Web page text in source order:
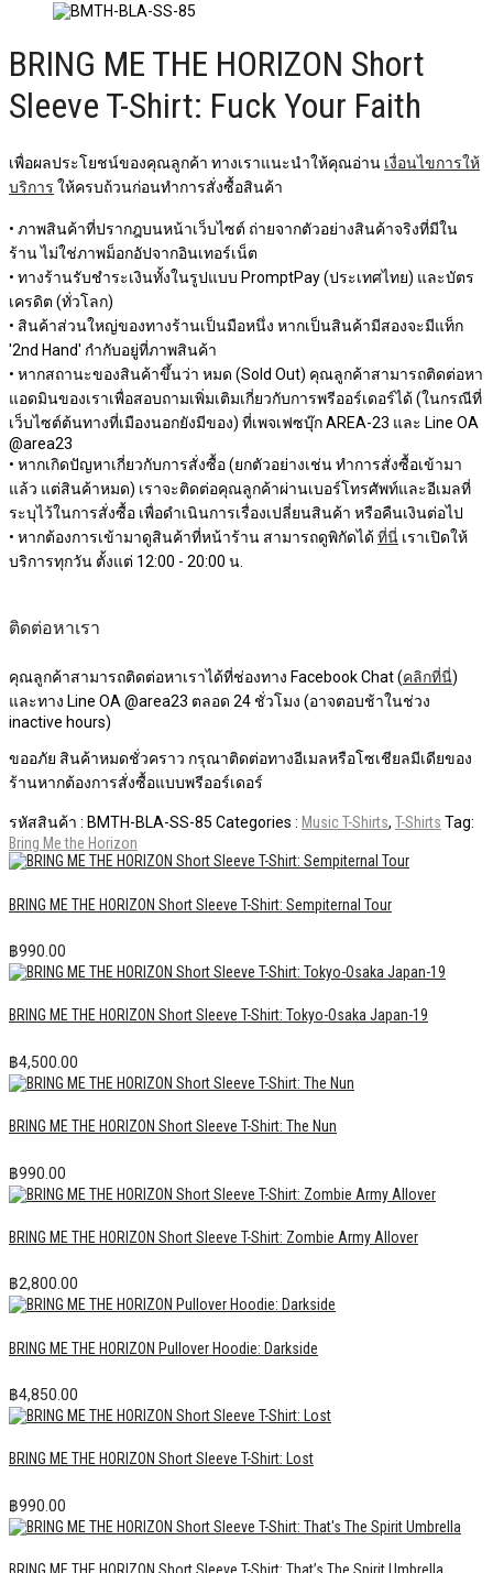
BRING ME THE HORIZON Short
Sleeve T-Shirt: Fuck Your Faith
เพื่อผลประโยชน์ของคุณลูกค้า ทางเราแนะนำให้คุณอ่าน เงื่อนไขการให้
บริการ ให้ครบถ้วนก่อนทำการสั่งซื้อสินค้า
• ภาพสินค้าที่ปรากฎบนหน้าเว็บไซต์ ถ่ายจากตัวอย่างสินค้าจริงที่มีใน
ร้าน ไม่ใช่ภาพม็อกอัปจากอินเทอร์เน็ต
• ทางร้านรับชำระเงินทั้งในรูปแบบ PromptPay (ประเทศไทย) และบัตร
เครดิต (ทั่วโลก)
• สินค้าส่วนใหญ่ของทางร้านเป็นมือหนึ่ง หากเป็นสินค้ามีสองจะมีแท็ก
'2nd Hand' กำกับอยู่ที่ภาพสินค้า
• หากสถานะของสินค้าขึ้นว่า หมด (Sold Out) คุณลูกค้าสามารถติดต่อหา
แอดมินของเราเพื่อสอบถามเพิ่มเติมเกี่ยวกับการพรีออร์เดอร์ได้ (ในกรณีที่
เว็บไซต์ต้นทางที่เมืองนอกยังมีของ) ที่เพจเฟซบุ๊ก AREA-23 และ Line OA
@area23
• หากเกิดปัญหาเกี่ยวกับการสั่งซื้อ (ยกตัวอย่างเช่น ทำการสั่งซื้อเข้ามา
แล้ว แต่สินค้าหมด) เราจะติดต่อคุณลูกค้าผ่านเบอร์โทรศัพท์และอีเมลที่
ระบุไว้ในการสั่งซื้อ เพื่อดำเนินการเรื่องเปลี่ยนสินค้า หรือคืนเงินต่อไป
• หากต้องการเข้ามาดูสินค้าที่หน้าร้าน สามารถดูพิกัดได้ ที่นี่ เราเปิดให้
บริการทุกวัน ตั้งแต่ 12:00 - 20:00 น.
ติดต่อหาเรา
คุณลูกค้าสามารถติดต่อหาเราได้ที่ช่องทาง Facebook Chat (คลิกที่นี่)
และทาง Line OA @area23 ตลอด 24 ชั่วโมง (อาจตอบช้าในช่วง
inactive hours)
ขออภัย สินค้าหมดชั่วคราว กรุณาติดต่อทางอีเมลหรือโซเชียลมีเดียของ
ร้านหากต้องการสั่งซื้อแบบพรีออร์เดอร์
รหัสสินค้า : BMTH-BLA-SS-85 Categories : Music T-Shirts, T-Shirts Tag:
Bring Me the Horizon
BRING ME THE HORIZON Short Sleeve T-Shirt: Sempiternal Tour
฿990.00
BRING ME THE HORIZON Short Sleeve T-Shirt: Tokyo-Osaka Japan-19
฿4,500.00
BRING ME THE HORIZON Short Sleeve T-Shirt: The Nun
฿990.00
BRING ME THE HORIZON Short Sleeve T-Shirt: Zombie Army Allover
฿2,800.00
BRING ME THE HORIZON Pullover Hoodie: Darkside
฿4,850.00
BRING ME THE HORIZON Short Sleeve T-Shirt: Lost
฿990.00